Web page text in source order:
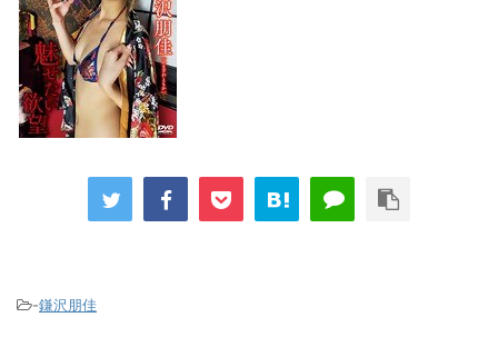
-鎌沢朋佳